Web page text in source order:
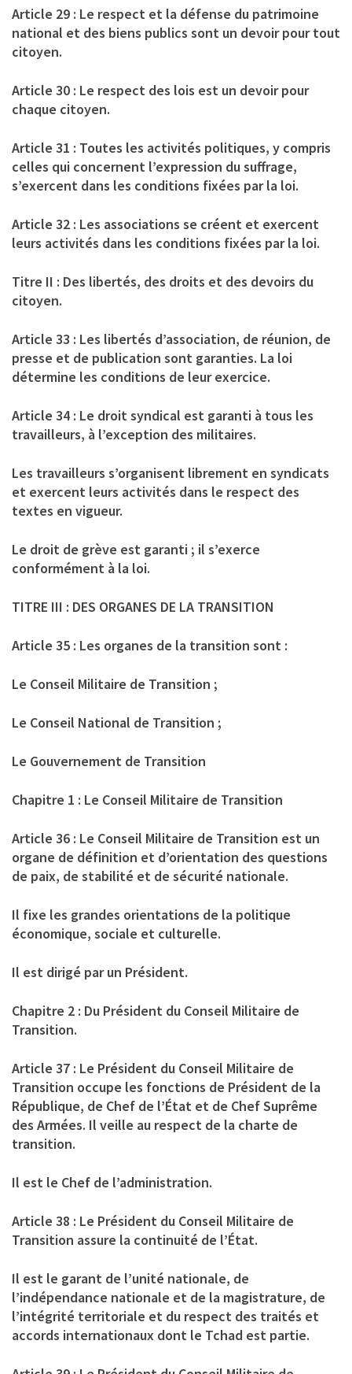
Article 29 : Le respect et la défense du patrimoine
national et des biens publics sont un devoir pour tout
citoyen.
Article 30 : Le respect des lois est un devoir pour
chaque citoyen.
Article 31 : Toutes les activités politiques, y compris
celles qui concernent l’expression du suffrage,
s’exercent dans les conditions fixées par la loi.
Article 32 : Les associations se créent et exercent
leurs activités dans les conditions fixées par la loi.
Titre II : Des libertés, des droits et des devoirs du
citoyen.
Article 33 : Les libertés d’association, de réunion, de
presse et de publication sont garanties. La loi
détermine les conditions de leur exercice.
Article 34 : Le droit syndical est garanti à tous les
travailleurs, à l’exception des militaires.
Les travailleurs s’organisent librement en syndicats
et exercent leurs activités dans le respect des
textes en vigueur.
Le droit de grève est garanti ; il s’exerce
conformément à la loi.
TITRE III : DES ORGANES DE LA TRANSITION
Article 35 : Les organes de la transition sont :
Le Conseil Militaire de Transition ;
Le Conseil National de Transition ;
Le Gouvernement de Transition
Chapitre 1 : Le Conseil Militaire de Transition
Article 36 : Le Conseil Militaire de Transition est un
organe de définition et d’orientation des questions
de paix, de stabilité et de sécurité nationale.
Il fixe les grandes orientations de la politique
économique, sociale et culturelle.
Il est dirigé par un Président.
Chapitre 2 : Du Président du Conseil Militaire de
Transition.
Article 37 : Le Président du Conseil Militaire de
Transition occupe les fonctions de Président de la
République, de Chef de l’État et de Chef Suprême
des Armées. Il veille au respect de la charte de
transition.
Il est le Chef de l’administration.
Article 38 : Le Président du Conseil Militaire de
Transition assure la continuité de l’État.
Il est le garant de l’unité nationale, de
l’indépendance nationale et de la magistrature, de
l’intégrité territoriale et du respect des traités et
accords internationaux dont le Tchad est partie.